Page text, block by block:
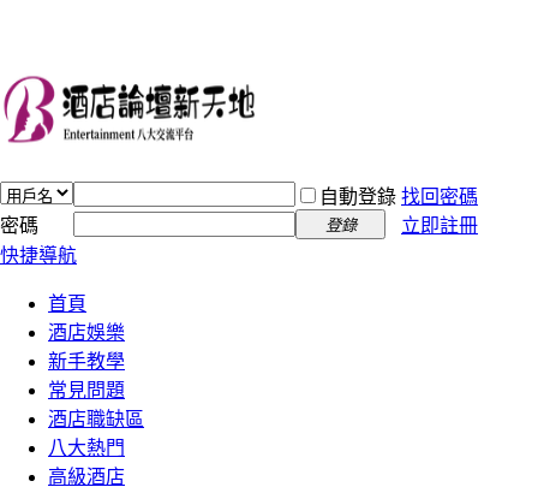
自動登錄 找回密碼
密碼
登錄
立即註冊
快捷導航
首頁
酒店娛樂
新手教學
常見問題
酒店職缺區
八大熱門
高級酒店